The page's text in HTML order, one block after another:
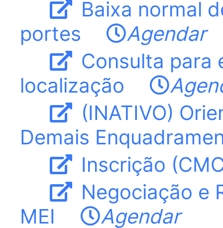
Baixa normal
portes
Agendar
Consulta para
localização
(INATIVO)
Demais
Inscrição
Negociação e
MEI
Agendar